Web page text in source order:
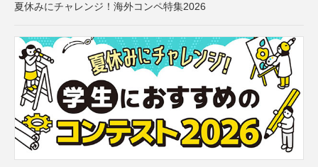
夏休みにチャレンジ！海外コンペ特集2026